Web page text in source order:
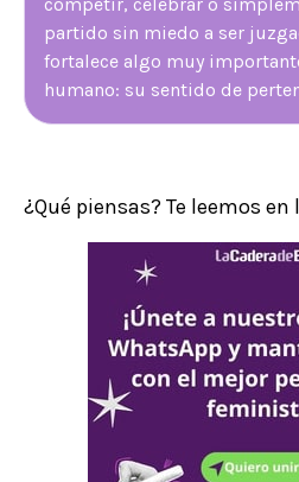
partido sin miedo a ser
fortalece algo muy
humano: su sentido de
¿Qué piensas? Te leemos